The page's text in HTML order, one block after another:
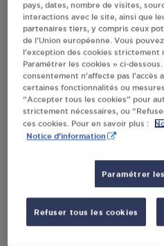
AFFICHER
RECEVOIR LES
En cliquant sur « S’y rendre »,
d’informations (dont mon
par Google Maps afin d’afficher la
pays, dates, nombre de visites,
interactions avec le site, ainsi que
partenaires tiers, y compris ceux
de l’Union européenne. Vous
l’exception des cookies strictement
Paramétrer les cookies » ci-
consentement n’affecte pas l’accès
certaines fonctionnalités ou
“Accepter tous les cookies” pour
strictement nécessaires, ou
ces cookies. Pour en savoir plus :
Notice d'information
Paramétrer
Refuser tous les cookies